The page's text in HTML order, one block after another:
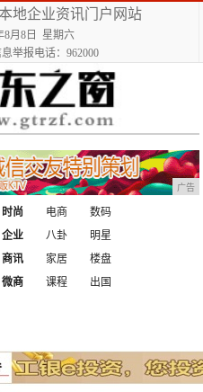
地企业资讯门户网站
8月8日 星期六
举报电话：962000
广告
时尚 电商
数码
企业
八卦
明星
商讯 家居
楼盘
微商
课程
出国